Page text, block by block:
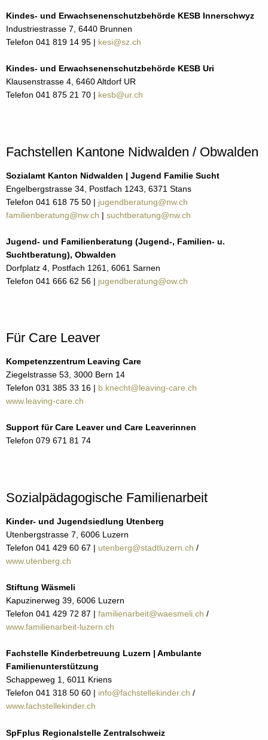
Kindes- und Erwachsenenschutzbehörde KESB Innerschwyz
Industriestrasse 7, 6440 Brunnen
Telefon 041 819 14 95 | kesi@sz.ch
Kindes- und Erwachsenenschutzbehörde KESB Uri
Klausenstrasse 4, 6460 Altdorf UR
Telefon 041 875 21 70 | kesb@ur.ch
Fachstellen Kantone Nidwalden / Obwalden
Sozialamt Kanton Nidwalden | Jugend Familie Sucht
Engelbergstrasse 34, Postfach 1243, 6371 Stans
Telefon 041 618 75 50 | jugendberatung@nw.ch
familienberatung@nw.ch | suchtberatung@nw.ch
Jugend- und Familienberatung (Jugend-, Familien- u.
Suchtberatung), Obwalden
Dorfplatz 4, Postfach 1261, 6061 Sarnen
Telefon 041 666 62 56 | jugendberatung@ow.ch
Für Care Leaver
Kompetenzzentrum Leaving Care
Ziegelstrasse 53, 3000 Bern 14
Telefon 031 385 33 16 | b.knecht@leaving-care.ch
www.leaving-care.ch
Support für Care Leaver und Care Leaverinnen
Telefon 079 671 81 74
Sozialpädagogische Familienarbeit
Kinder- und Jugendsiedlung Utenberg
Utenbergstrasse 7, 6006 Luzern
Telefon 041 429 60 67 | utenberg@stadtluzern.ch /
www.utenberg.ch
Stiftung Wäsmeli
Kapuzinerweg 39, 6006 Luzern
Telefon 041 429 72 87 | familienarbeit@waesmeli.ch /
www.familienarbeit-luzern.ch
Fachstelle Kinderbetreuung Luzern | Ambulante
Familienunterstützung
Schappeweg 1, 6011 Kriens
Telefon 041 318 50 60 | info@fachstellekinder.ch /
www.fachstellekinder.ch
SpFplus Regionalstelle Zentralschweiz